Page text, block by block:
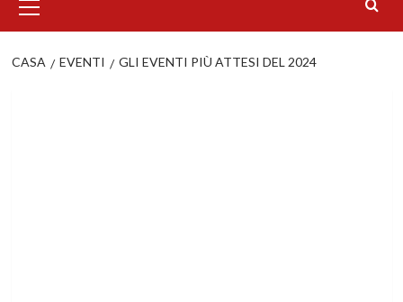
principale
CASA EVENTI GLI EVENTI PIÙ ATTESI DEL 2024